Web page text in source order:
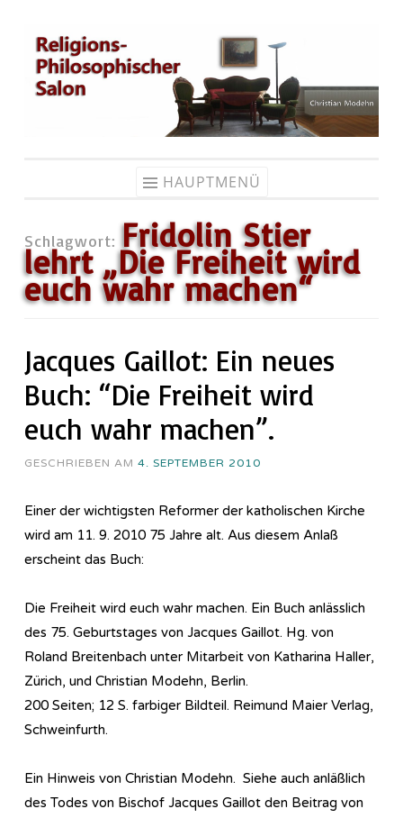
Zum
Inhalt
springen
HAUPTMENÜ
Schlagwort: Fridolin Stier
lehrt „Die Freiheit wird
euch wahr machen“
Jacques Gaillot: Ein neues
Buch: “Die Freiheit wird
euch wahr machen”.
GESCHRIEBEN AM 4. SEPTEMBER 2010
Einer der wichtigsten Reformer der katholischen Kirche
wird am 11. 9. 2010 75 Jahre alt. Aus diesem Anlaß
erscheint das Buch:
Die Freiheit wird euch wahr machen. Ein Buch anlässlich
des 75. Geburtstages von Jacques Gaillot. Hg. von
Roland Breitenbach unter Mitarbeit von Katharina Haller,
Zürich, und Christian Modehn, Berlin.
200 Seiten; 12 S. farbiger Bildteil. Reimund Maier Verlag,
Schweinfurth.
Ein Hinweis von Christian Modehn. Siehe auch anläßlich
des Todes von Bischof Jacques Gaillot den Beitrag von